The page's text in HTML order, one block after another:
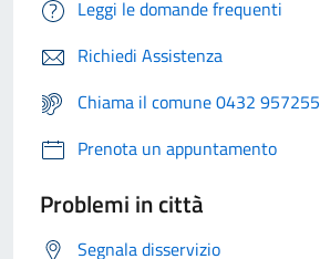
Leggi le domande frequenti
Richiedi Assistenza
Chiama il comune 0432 957255
Prenota un appuntamento
Problemi in città
Segnala disservizio